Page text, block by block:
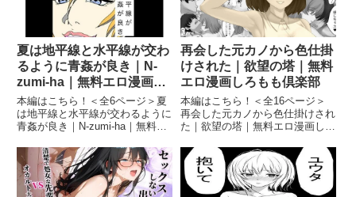
夏は地平線と水平線が交わ
るように青姦が良き｜N-
zumi-ha｜無料エロ漫画し
ろもも倶楽部
本編はこちら！＜全6ページ＞夏
は地平線と水平線が交わるように
青姦が良き｜N-zumi-ha｜無料エ
と水平線が交わるように青姦が良
き 画像1続きを読む＜全6ページ
＞ 気持ちよく交わる FANZA発売
日 : 202...
再会した元カノから色仕掛
けされた｜欲望の塔｜無料
エロ漫画しろもも倶楽部
本編はこちら！＜全16ページ＞
再会した元カノから色仕掛けされ
た｜欲望の塔｜無料エロ漫画しろ
仕掛けされた 画像1再会した元カ
ノから色仕掛けされた 画像2再会
した元カノから色仕掛けされた
画像3再会した元カノから色...